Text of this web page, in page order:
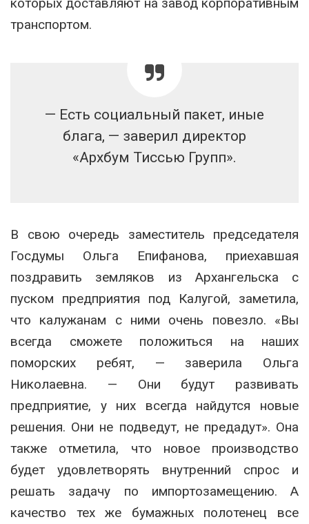
транспортом.
— Есть социальный пакет, иные
блага, — заверил директор
«Архбум Тиссью Групп».
В свою очередь заместитель председателя
Госдумы Ольга Епифанова, приехавшая
поздравить земляков из Архангельска с
пуском предприятия под Калугой, заметила,
что калужанам с ними очень повезло. «Вы
всегда сможете положиться на наших
поморских ребят, — заверила Ольга
Николаевна. — Они будут развивать
предприятие, у них всегда найдутся новые
решения. Они не подведут, не предадут». Она
также отметила, что новое производство
будет удовлетворять внутренний спрос и
решать задачу по импортозамещению. А
качество тех же бумажных полотенец все